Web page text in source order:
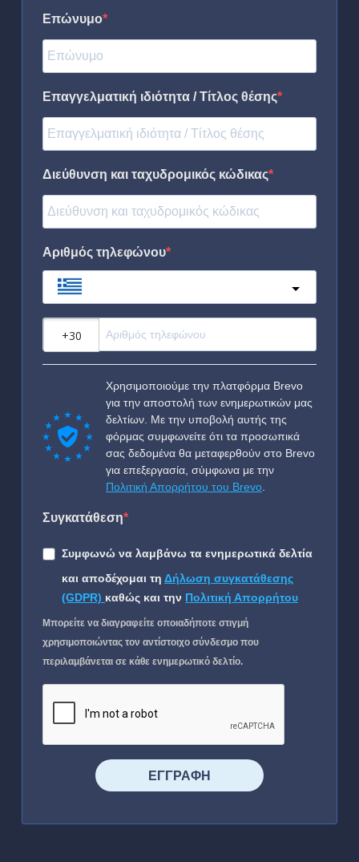
Επώνυμο
Επαγγελματική ιδιότητα / Τίτλος θέσης
Διεύθυνση και ταχυδρομικός κώδικας
Αριθμός τηλεφώνου
Χρησιμοποιούμε την πλατφόρμα Brevo
για την αποστολή των ενημερωτικών μας
δελτίων. Με την υποβολή αυτής της
φόρμας συμφωνείτε ότι τα προσωπικά
σας δεδομένα θα μεταφερθούν στο Brevo
για επεξεργασία, σύμφωνα με την
Πολιτική Απορρήτου του Brevo
Συγκατάθεση
Συμφωνώ να λαμβάνω τα ενημερωτικά δελτία
και αποδέχομαι τη Δήλωση συγκατάθεσης
(GDPR) καθώς και την Πολιτική Απορρήτου
Μπορείτε να διαγραφείτε οποιαδήποτε στιγμή
χρησιμοποιώντας τον αντίστοιχο σύνδεσμο που
περιλαμβάνεται σε κάθε ενημερωτικό δελτίο.
⠀⠀⠀⠀ΕΓΓΡΑΦΗ⠀⠀⠀⠀